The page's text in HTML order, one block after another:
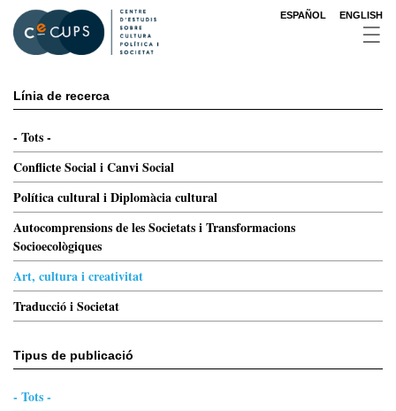
contingut
ESPAÑOL ENGLISH
Línia de recerca
- Tots -
Conflicte Social i Canvi Social
Política cultural i Diplomàcia cultural
Autocomprensions de les Societats i Transformacions
Socioecològiques
Art, cultura i creativitat
Traducció i Societat
Tipus de publicació
- Tots -